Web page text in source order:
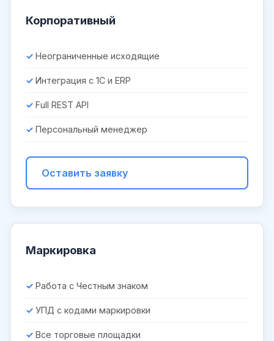
Корпоративный
Неограниченные исходящие
Интеграция с 1С и ERP
Full REST API
Персональный менеджер
Оставить заявку
Маркировка
Работа с Честным знаком
УПД с кодами маркировки
Все торговые площадки